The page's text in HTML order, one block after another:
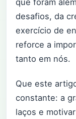
que foram
desafios, da
exercício de
reforce a
tanto em nós.
Que este
constante: a
laços e